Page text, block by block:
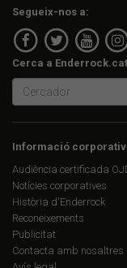
Segueix-nos a:
Cerca a
Informació
Audiència certificada
Notícies corporatives
Història d'Enderrock
Reconeixements
Publicitat
Contacta amb nosaltres